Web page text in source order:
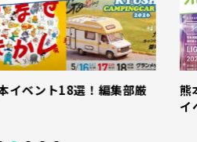
イベント18選！編集部厳
熊
イ